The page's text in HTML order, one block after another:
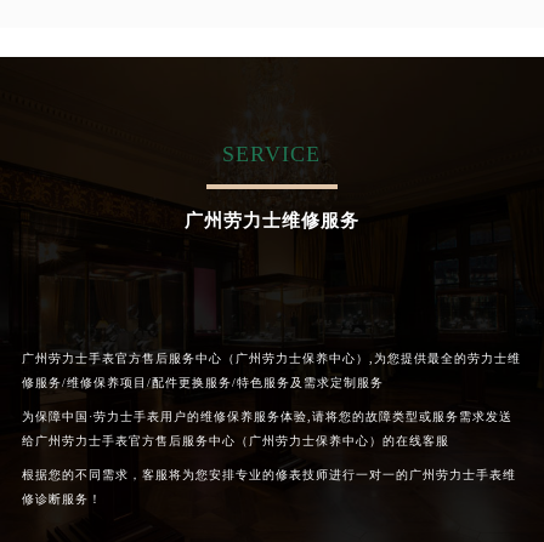
SERVICE
广州劳力士维修服务
广州劳力士手表官方售后服务中心（广州劳力士保养中心）,为您提供最全的劳力士维
修服务/维修保养项目/配件更换服务/特色服务及需求定制服务
为保障中国·劳力士手表用户的维修保养服务体验,请将您的故障类型或服务需求发送
给广州劳力士手表官方售后服务中心（广州劳力士保养中心）的在线客服
根据您的不同需求，客服将为您安排专业的修表技师进行一对一的广州劳力士手表维
修诊断服务！